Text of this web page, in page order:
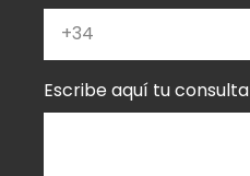
Escribe aquí tu consulta